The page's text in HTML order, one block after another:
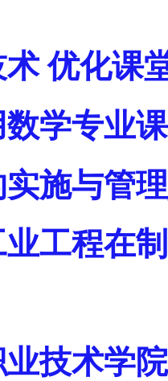
优化课
学专业
实施与管
工程在
技术学院